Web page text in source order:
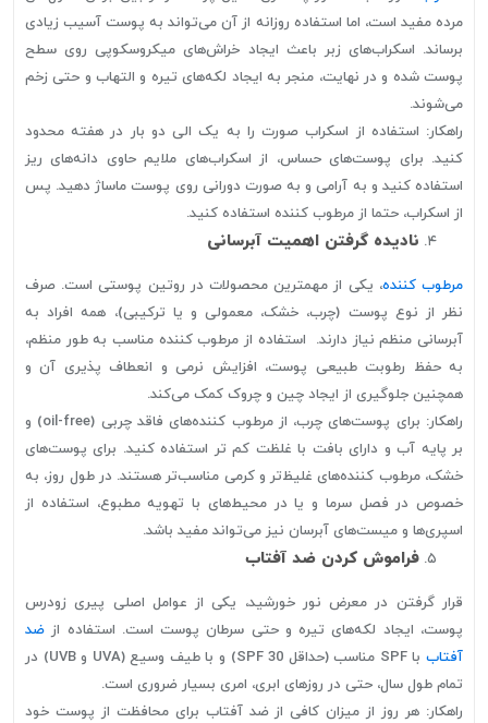
مرده مفید است، اما استفاده روزانه از آن می‌تواند به پوست آسیب زیادی
برساند. اسکراب‌های زبر باعث ایجاد خراش‌های میکروسکوپی روی سطح
پوست شده و در نهایت، منجر به ایجاد لکه‌های تیره و التهاب و حتی زخم
می‌شوند.
راهکار: استفاده از اسکراب صورت را به یک الی دو بار در هفته محدود
کنید. برای پوست‌های حساس، از اسکراب‌های ملایم حاوی دانه‌های ریز
استفاده کنید و به آرامی و به صورت دورانی روی پوست ماساژ دهید. پس
از اسکراب، حتما از مرطوب کننده استفاده کنید.
نادیده گرفتن اهمیت آبرسانی
مرطوب کننده، یکی از مهمترین محصولات در روتین پوستی است. صرف
نظر از نوع پوست (چرب، خشک، معمولی و یا ترکیبی)، همه افراد به
آبرسانی منظم نیاز دارند. استفاده از مرطوب کننده مناسب به طور منظم،
به حفظ رطوبت طبیعی پوست، افزایش نرمی و انعطاف پذیری آن و
همچنین جلوگیری از ایجاد چین و چروک کمک می‌کند.
راهکار: برای پوست‌های چرب، از مرطوب کننده‌های فاقد چربی (oil-free) و
بر پایه آب و دارای بافت با غلظت کم تر استفاده کنید. برای پوست‌های
خشک، مرطوب کننده‌های غلیظ‌تر و کرمی مناسب‌تر هستند. در طول روز، به
خصوص در فصل سرما و یا در محیط‌های با تهویه مطبوع، استفاده از
اسپری‌ها و میست‌های آبرسان نیز می‌تواند مفید باشد.
فراموش کردن ضد آفتاب
قرار گرفتن در معرض نور خورشید، یکی از عوامل اصلی پیری زودرس
پوست، ایجاد لکه‌های تیره و حتی سرطان پوست است. استفاده از ضد
آفتاب
با SPF مناسب (حداقل SPF 30) و با طیف وسیع (UVA و UVB) در
تمام طول سال، حتی در روزهای ابری، امری بسیار ضروری است.
راهکار: هر روز از میزان کافی از ضد آفتاب برای محافظت از پوست خود